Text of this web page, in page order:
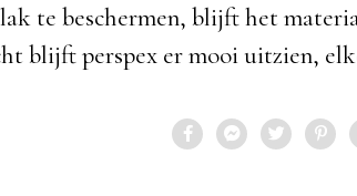
te beschermen, blijft het
blijft perspex er mooi uitzien,